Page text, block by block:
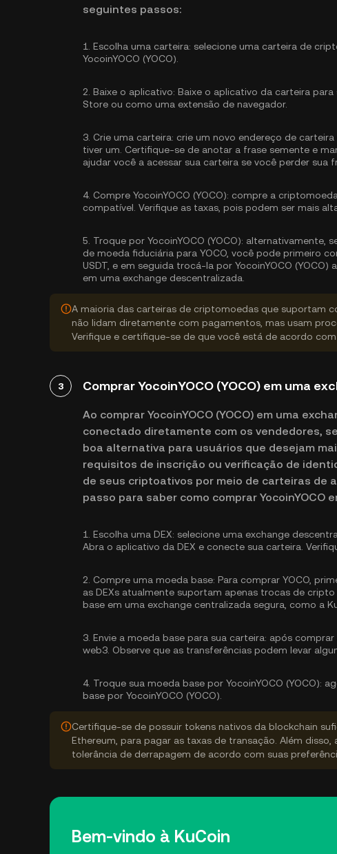
seguintes passos:
1. Escolha uma carteira: selecione uma carteira de
YocoinYOCO (YOCO).
2. Baixe o aplicativo: Baixe o aplicativo da carteira
Store ou como uma extensão de navegador.
3. Crie uma carteira: crie um novo endereço de
tiver um. Certifique-se de anotar a frase semente e
ajudar você a acessar sua carteira se você perder sua
4. Compre YocoinYOCO (YOCO): compre a
compatível. Verifique as taxas, pois podem ser mais
5. Troque por YocoinYOCO (YOCO): alternativamente,
de moeda fiduciária para YOCO, você pode primeiro
USDT, e em seguida trocá-la por YocoinYOCO
em uma exchange descentralizada.
A maioria das carteiras de criptomoedas que suportam
não lidam diretamente com pagamentos, mas usam
Verifique e certifique-se de que você está de acordo
3 Comprar YocoinYOCO (YOCO) em uma
Ao comprar YocoinYOCO (YOCO) em uma
conectado diretamente com os vendedores,
boa alternativa para usuários que desejam
requisitos de inscrição ou verificação de
de seus criptoativos por meio de carteiras de
passo para saber como comprar YocoinYOCO
1. Escolha uma DEX: selecione uma exchange
Abra o aplicativo da DEX e conecte sua carteira.
2. Compre uma moeda base: Para comprar YOCO,
as DEXs atualmente suportam apenas trocas de
base em uma exchange centralizada segura, como a
3. Envie a moeda base para sua carteira: após comprar
web3. Observe que as transferências podem levar
4. Troque sua moeda base por YocoinYOCO (YOCO):
base por YocoinYOCO (YOCO).
Certifique-se de possuir tokens nativos da blockchain
Ethereum, para pagar as taxas de transação. Além
tolerância de derrapagem de acordo com suas
Bem-vindo à KuCoin